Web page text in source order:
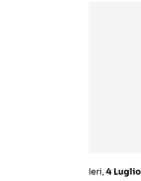
Ieri,4 Luglio